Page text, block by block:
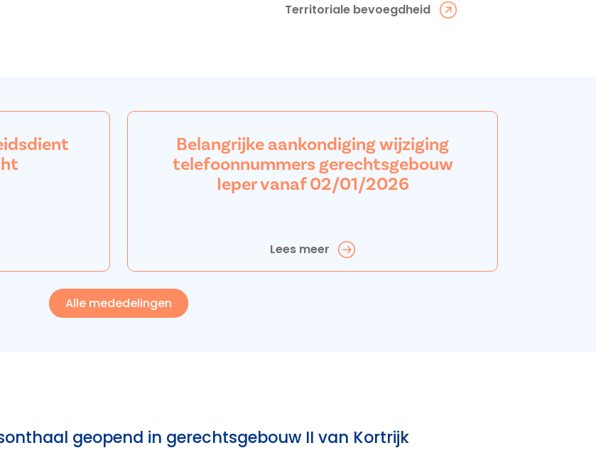
Territoriale bevoegdheid
Belangrijke aankondiging wijziging
telefoonnummers gerechtsgebouw
Ieper vanaf 02/01/2026
Lees meer
Alle mededelingen
geopend in gerechtsgebouw II van Kortrijk